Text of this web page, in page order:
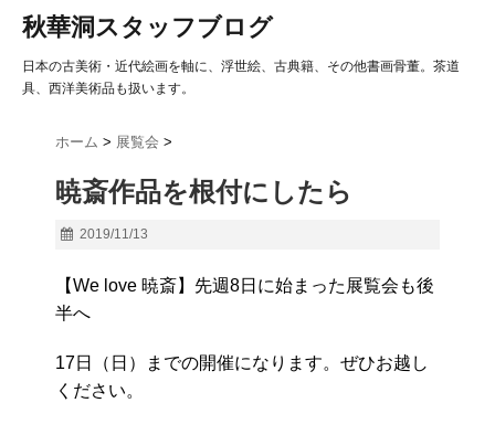
秋華洞スタッフブログ
日本の古美術・近代絵画を軸に、浮世絵、古典籍、その他書画骨董。茶道
具、西洋美術品も扱います。
ホーム > 展覧会 >
暁斎作品を根付にしたら
2019/11/13
【We love 暁斎】先週8日に始まった展覧会も後
半へ
17日（日）までの開催になります。ぜひお越し
ください。